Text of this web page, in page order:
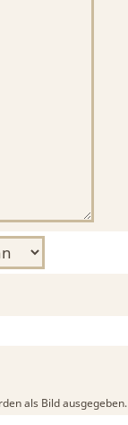
als Bild ausgegeben.